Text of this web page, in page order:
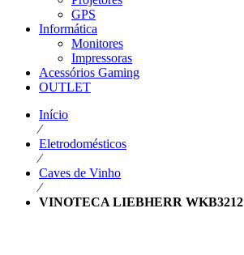
GPS
Informática
Monitores
Impressoras
Acessórios Gaming
OUTLET
Início
⁄
Eletrodomésticos
⁄
Caves de Vinho
⁄
VINOTECA LIEBHERR WKB3212